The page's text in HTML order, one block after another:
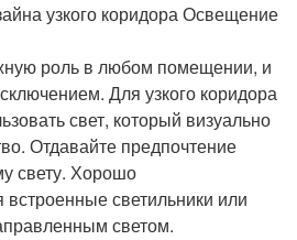
узкого коридора Освещение
роль в любом помещении, и
Для узкого коридора
свет, который визуально
Отдавайте предпочтение
свету. Хорошо
светильники или
светом.